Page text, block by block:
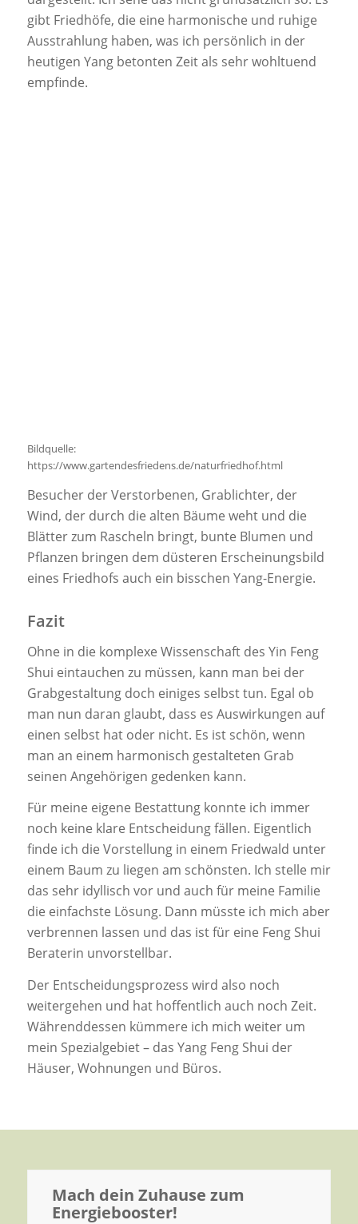
gibt Friedhöfe, die eine harmonische und ruhige
Ausstrahlung haben, was ich persönlich in der
heutigen Yang betonten Zeit als sehr wohltuend
empfinde.
Bildquelle:
https://www.gartendesfriedens.de/naturfriedhof.html
Besucher der Verstorbenen, Grablichter, der
Wind, der durch die alten Bäume weht und die
Blätter zum Rascheln bringt, bunte Blumen und
Pflanzen bringen dem düsteren Erscheinungsbild
eines Friedhofs auch ein bisschen Yang-Energie.
Fazit
Ohne in die komplexe Wissenschaft des Yin Feng
Shui eintauchen zu müssen, kann man bei der
Grabgestaltung doch einiges selbst tun. Egal ob
man nun daran glaubt, dass es Auswirkungen auf
einen selbst hat oder nicht. Es ist schön, wenn
man an einem harmonisch gestalteten Grab
seinen Angehörigen gedenken kann.
Für meine eigene Bestattung konnte ich immer
noch keine klare Entscheidung fällen. Eigentlich
finde ich die Vorstellung in einem Friedwald unter
einem Baum zu liegen am schönsten. Ich stelle mir
das sehr idyllisch vor und auch für meine Familie
die einfachste Lösung. Dann müsste ich mich aber
verbrennen lassen und das ist für eine Feng Shui
Beraterin unvorstellbar.
Der Entscheidungsprozess wird also noch
weitergehen und hat hoffentlich auch noch Zeit.
Währenddessen kümmere ich mich weiter um
mein Spezialgebiet – das Yang Feng Shui der
Häuser, Wohnungen und Büros.
Mach dein Zuhause zum
Energiebooster!